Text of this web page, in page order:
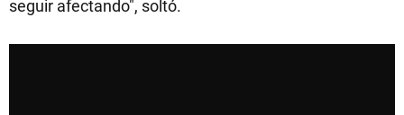
seguir afectando", soltó.